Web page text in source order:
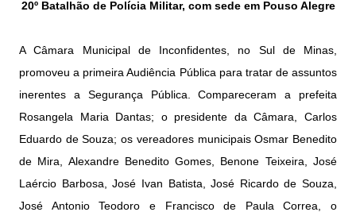
20º Batalhão de Polícia Militar, com sede em Pouso Alegre
A Câmara Municipal de Inconfidentes, no Sul de Minas,
promoveu a primeira Audiência Pública para tratar de assuntos
inerentes a Segurança Pública. Compareceram a prefeita
Rosangela Maria Dantas; o presidente da Câmara, Carlos
Eduardo de Souza; os vereadores municipais Osmar Benedito
de Mira, Alexandre Benedito Gomes, Benone Teixeira, José
Laércio Barbosa, José Ivan Batista, José Ricardo de Souza,
José Antonio Teodoro e Francisco de Paula Correa, o